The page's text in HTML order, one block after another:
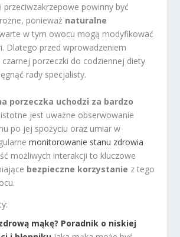
przeciwzakrzepowe powinny być
ponieważ naturalne
w tym owocu mogą modyfikować
Dlatego przed wprowadzeniem
czarnej porzeczki do codziennej diety
rady specjalisty.
porzeczka uchodzi za bardzo
istotne jest uważne obserwowanie
po jej spożyciu oraz umiar w
monitorowanie stanu zdrowia
możliwych interakcji to kluczowe
bezpieczne korzystanie z tego
mąkę? Poradnik o niskiej